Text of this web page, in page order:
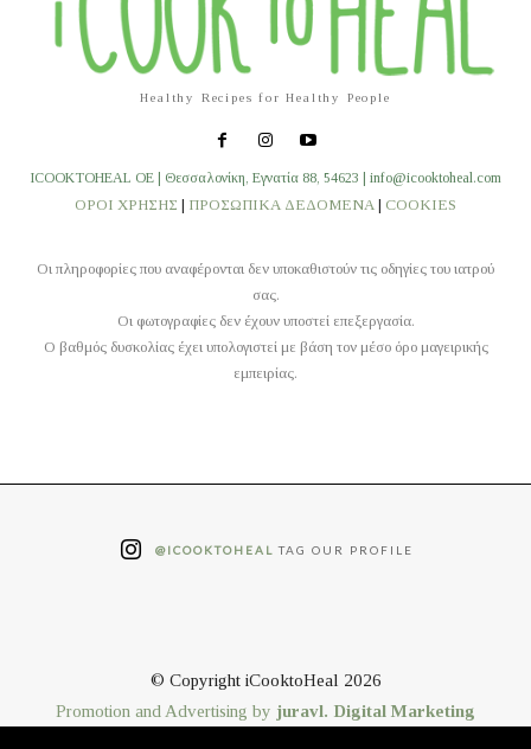
Healthy Recipes for Healthy People
ICOOKTOHEAL OE | Θεσσαλονίκη, Εγνατία 88, 54623 | info@icooktoheal.com
ΟΡΟΙ ΧΡΗΣΗΣ | ΠΡΟΣΩΠΙΚΑ ΔΕΔΟΜΕΝΑ | COOKIES
Οι πληροφορίες που αναφέρονται δεν υποκαθιστούν τις οδηγίες του ιατρού
σας.
Οι φωτογραφίες δεν έχουν υποστεί επεξεργασία.
O βαθμός δυσκολίας έχει υπολογιστεί με βάση τον μέσο όρο μαγειρικής
εμπειρίας.
@ICOOKTOHEAL TAG OUR PROFILE
© Copyright iCooktoHeal 2026
Promotion and Advertising by juravl. Digital Marketing